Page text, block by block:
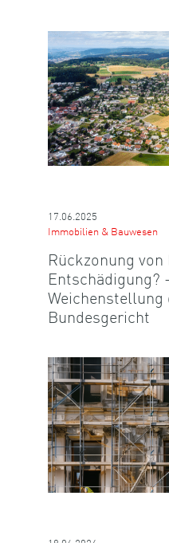
17.06.2025
Immobilien & Bauwesen
Rückzonung
Entschädigung?
Weichenstellung
Bundesgericht